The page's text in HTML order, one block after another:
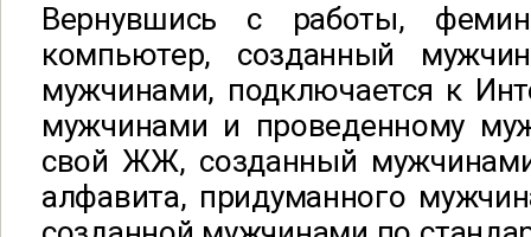
Вернувшись с работы,
компьютер, созданный
мужчинами, подключается к
мужчинами и проведенному
свой ЖЖ, созданный
алфавита, придуманного